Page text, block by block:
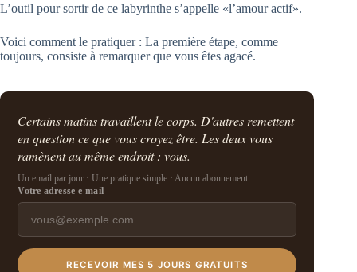
L’outil pour sortir de ce labyrinthe s’appelle «l’amour actif».
Voici comment le pratiquer : La première étape, comme
toujours, consiste à remarquer que vous êtes agacé.
Certains matins travaillent le corps. D'autres remettent
en question ce que vous croyez être. Les deux vous
ramènent au même endroit : vous.
Un email par jour · Une pratique simple · Aucun abonnement
Votre adresse e-mail
RECEVOIR MES 5 JOURS GRATUITS